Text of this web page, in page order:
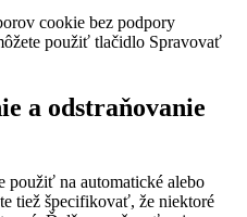
cookie bez podpory
použiť tlačidlo Spravovať
a odstraňovanie
použiť na automatické alebo
tiež špecifikovať, že niektoré